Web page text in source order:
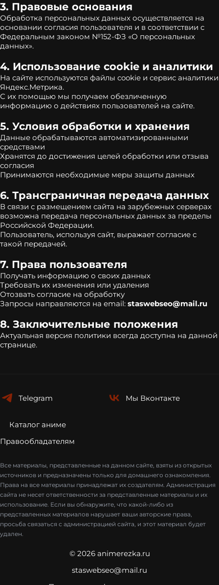
3. Правовые основания
Обработка персональных данных осуществляется на
основании согласия пользователя и в соответствии с
Федеральным законом №152-ФЗ «О персональных
данных».
4. Использование cookie и аналитики
На сайте используются файлы cookie и сервис аналитики
Яндекс.Метрика.
С их помощью мы получаем обезличенную
информацию о действиях пользователей на сайте.
5. Условия обработки и хранения
Данные обрабатываются автоматизированными
средствами
Хранятся до достижения целей обработки или отзыва
согласия
Принимаются необходимые меры защиты данных
6. Трансграничная передача данных
В связи с размещением сайта на зарубежных серверах
возможна передача персональных данных за пределы
Российской Федерации.
Пользователь, используя сайт, выражает согласие с
такой передачей.
7. Права пользователя
Получать информацию о своих данных
Требовать их изменения или удаления
Отозвать согласие на обработку
Запросы направляются на email: staswebseo@mail.ru
8. Заключительные положения
Актуальная версия политики всегда доступна на данной
странице.
Telegram Мы Вконтакте
Каталог аниме
Правообладателям
Все материалы, представленные на данном сайте, взяты из открытых
источников и предназначены только для домашнего ознакомления.
Права на все материалы принадлежат их создателям. Администрация
сайта не несет ответственности за представленные материалы и их
использование. Если вы обнаружите, что какой-либо из
представленных материалов нарушает ваши авторские права,
просьба связаться с администрацией сайта, и этот материал будет
удален.
© 2026 animerezka.ru
staswebseo@mail.ru